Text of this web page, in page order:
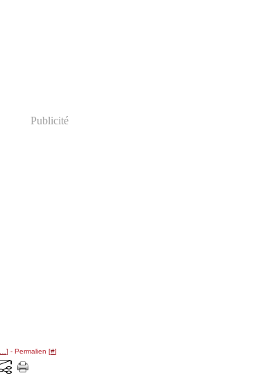
Publicité
] - Permalien [#]